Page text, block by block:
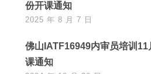
份开课通知
2025 年 8 月 7 日
佛山IATF16949内审员培训11
课通知